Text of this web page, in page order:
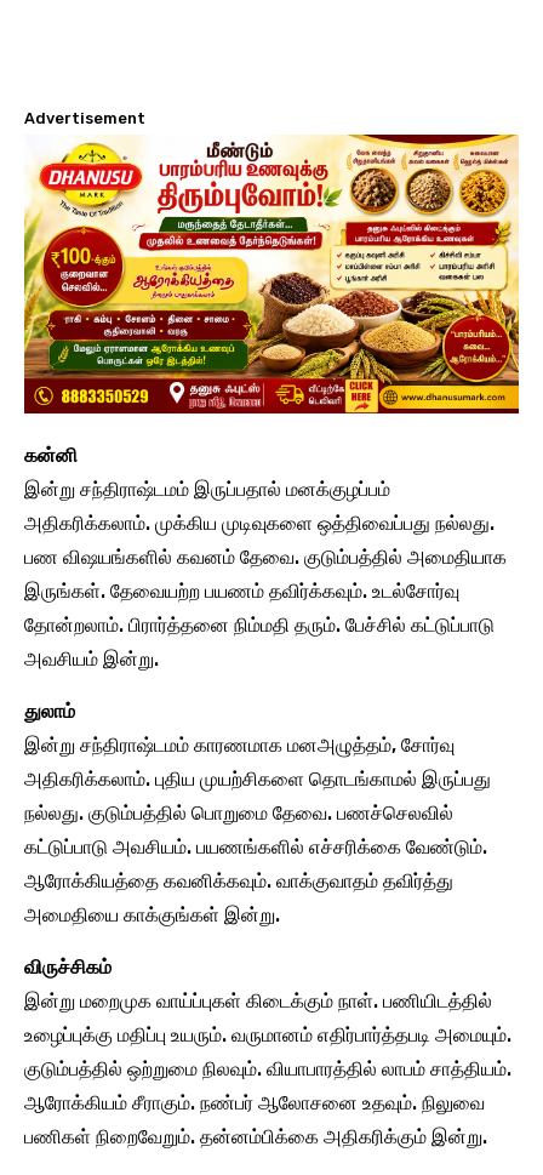
Advertisement
கன்னி
இன்று சந்திராஷ்டமம் இருப்பதால் மனக்குழப்பம்
அதிகரிக்கலாம். முக்கிய முடிவுகளை ஒத்திவைப்பது நல்லது.
பண விஷயங்களில் கவனம் தேவை. குடும்பத்தில் அமைதியாக
இருங்கள். தேவையற்ற பயணம் தவிர்க்கவும். உடல்சோர்வு
தோன்றலாம். பிரார்த்தனை நிம்மதி தரும். பேச்சில் கட்டுப்பாடு
அவசியம் இன்று.
துலாம்
இன்று சந்திராஷ்டமம் காரணமாக மனஅழுத்தம், சோர்வு
அதிகரிக்கலாம். புதிய முயற்சிகளை தொடங்காமல் இருப்பது
நல்லது. குடும்பத்தில் பொறுமை தேவை. பணச்செலவில்
கட்டுப்பாடு அவசியம். பயணங்களில் எச்சரிக்கை வேண்டும்.
ஆரோக்கியத்தை கவனிக்கவும். வாக்குவாதம் தவிர்த்து
அமைதியை காக்குங்கள் இன்று.
விருச்சிகம்
இன்று மறைமுக வாய்ப்புகள் கிடைக்கும் நாள். பணியிடத்தில்
உழைப்புக்கு மதிப்பு உயரும். வருமானம் எதிர்பார்த்தபடி அமையும்.
குடும்பத்தில் ஒற்றுமை நிலவும். வியாபாரத்தில் லாபம் சாத்தியம்.
ஆரோக்கியம் சீராகும். நண்பர் ஆலோசனை உதவும். நிலுவை
பணிகள் நிறைவேறும். தன்னம்பிக்கை அதிகரிக்கும் இன்று.